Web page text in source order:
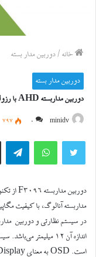
خانه /دوربین مدار بسته
دوربین مدار بسته
دوربین مداربسته AHD با رزولوشن دو مگاپیکسل F3096
minidv
0
797
توییتر واتس آپ
مداربسته آنالوگ، با کیفیت